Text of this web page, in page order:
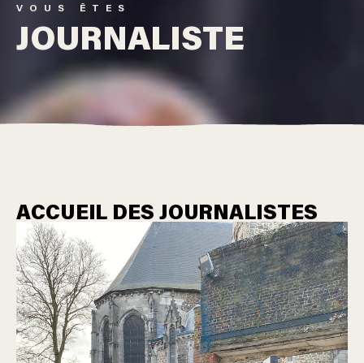
VOUS ÊTES
JOURNALISTE
ACCUEIL DES JOURNALISTES